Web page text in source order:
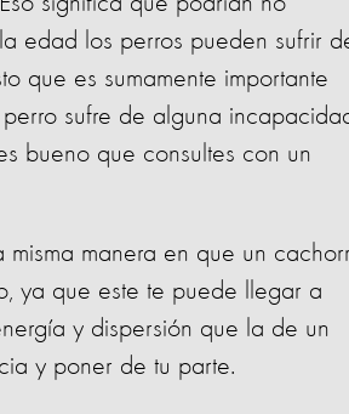
edad los perros pueden sufrir
que es sumamente importante
sufre de alguna
bueno que consultes con un
manera en que un
ya que este te puede llegar a
y dispersión que la de un
y poner de tu parte.